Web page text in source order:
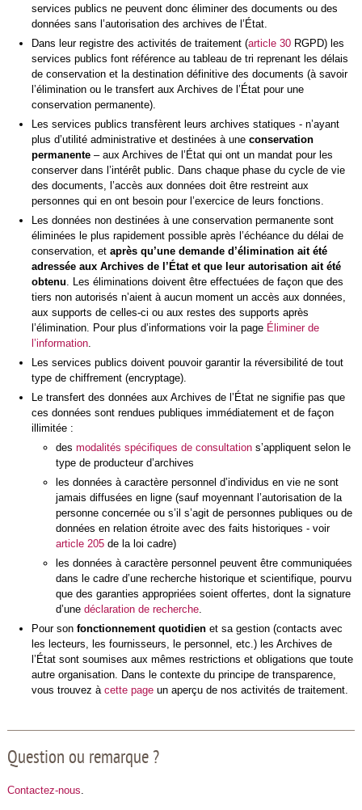
services publics ne peuvent donc éliminer des documents ou des
données sans l’autorisation des archives de l’État.
Dans leur registre des activités de traitement (article 30RGPD) les
services publics font référence au tableau de tri reprenant les délais
de conservation et la destination définitive des documents (à savoir
l’élimination ou le transfert aux Archives de l’État pour une
conservation permanente).
Les services publics transfèrent leurs archives statiques - n’ayant
plus d’utilité administrative et destinées à une conservation
permanente– aux Archives de l’État qui ont un mandat pour les
conserver dans l’intérêt public. Dans chaque phase du cycle de vie
des documents, l’accès aux données doit être restreint aux
personnes qui en ont besoin pour l’exercice de leurs fonctions.
Les données non destinées à une conservation permanente sont
éliminées le plus rapidement possible après l’échéance du délai de
conservation, et après qu’une demande d’élimination ait été
adressée aux Archives de l’État et que leur autorisation ait été
obtenu . Les éliminations doivent être effectuées de façon que des
tiers non autorisés n’aient à aucun moment un accès aux données,
aux supports de celles-ci ou aux restes des supports après
l’élimination. Pour plus d’informations voir la page Éliminer de
l’information.
Les services publics doivent pouvoir garantir la réversibilité de tout
type de chiffrement (encryptage).
Le transfert des données aux Archives de l’État ne signifie pas que
ces données sont rendues publiques immédiatement et de façon
illimitée :
des modalités spécifiques de consultations’appliquent selon le
type de producteur d’archives
les données à caractère personnel d’individus en vie ne sont
jamais diffusées en ligne (sauf moyennant l’autorisation de la
personne concernée ou s’il s’agit de personnes publiques ou de
données en relation étroite avec des faits historiques - voir
article 205de la loi cadre)
les données à caractère personnel peuvent être communiquées
dans le cadre d’une recherche historique et scientifique, pourvu
que des garanties appropriées soient offertes, dont la signature
d’une déclaration de recherche.
Pour son fonctionnement quotidienet sa gestion (contacts avec
les lecteurs, les fournisseurs, le personnel, etc.) les Archives de
l’État sont soumises aux mêmes restrictions et obligations que toute
autre organisation. Dans le contexte du principe de transparence,
vous trouvez à cette pageun aperçu de nos activités de traitement.
Question ou remarque ?
Contactez-nous